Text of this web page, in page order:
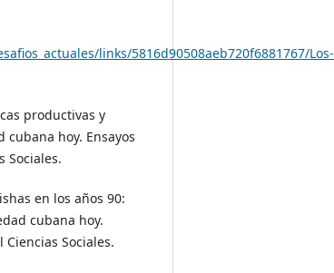
links/5816d90508aeb720f6881767/Los-
productivas y
cubana hoy. Ensayos
Sociales.
en los años 90:
cubana hoy.
Ciencias Sociales.